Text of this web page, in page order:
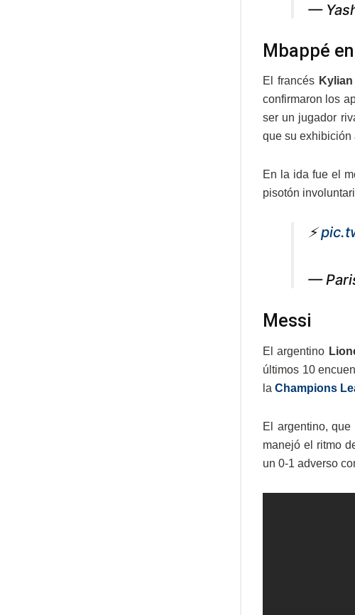
—
Mbappé
El francés
confirmaron los
ser un jugador
que su exhibición
En la ida fue el
pisotón
⚡️
—
Messi
El argentino
últimos 10
la Champions
El argentino,
manejó el ritmo
un 0-1 adverso